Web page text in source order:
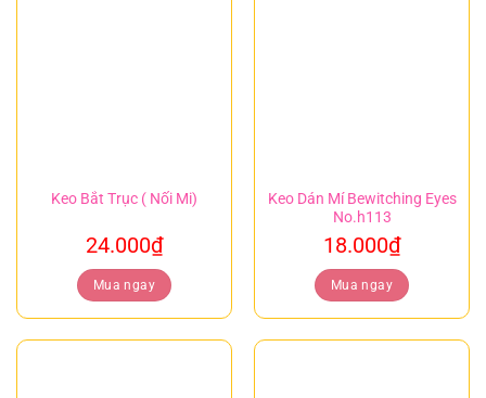
Keo Bắt Trục ( Nối Mi)
24.000₫
Mua ngay
Keo Dán Mí Bewitching Eyes
No.h113
18.000₫
Mua ngay